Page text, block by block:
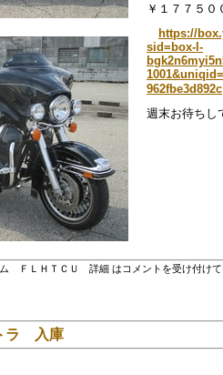
￥１７７５０
https://
sid=box-l-
962fbe3d892c
週末お待ちし
ム ＦＬＨＴＣＵ 詳細 は コメントを受け付け
ラ 入庫